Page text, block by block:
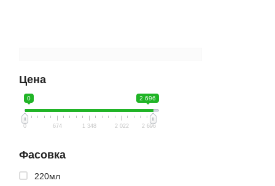
Цена
0 2 696
0 674 1 348 2 022 2 696
Фасовка
220мл